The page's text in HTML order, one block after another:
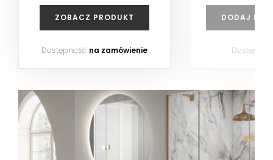
ZOBACZ PRODUKT
Dostępność: na zamówienie
DODAJ DO